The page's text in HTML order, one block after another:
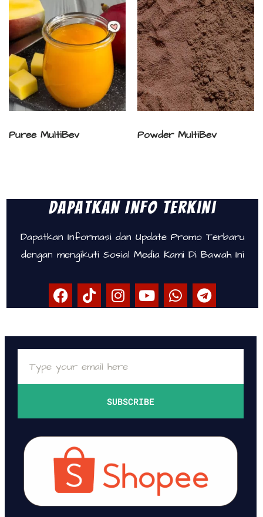
Puree MultiBev Powder MultiBev
Dapatkan Info Terkini
Dapatkan Informasi dan Update Promo Terbaru
dengan mengikuti Sosial Media Kami Di Bawah Ini
SUBSCRIBE